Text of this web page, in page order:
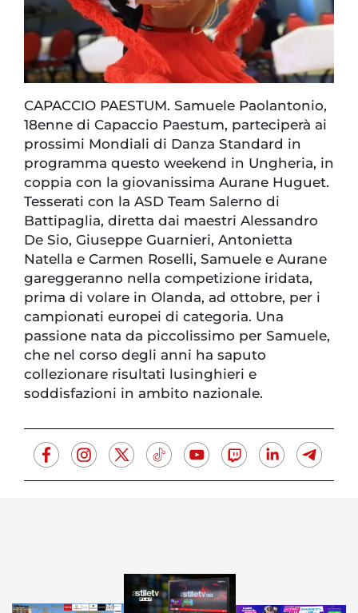
CAPACCIO PAESTUM. Samuele Paolantonio,
18enne di Capaccio Paestum, parteciperà ai
prossimi Mondiali di Danza Standard in
programma questo weekend in Ungheria, in
coppia con la giovanissima Aurane Huguet.
Tesserati con la ASD Team Salerno di
Battipaglia, diretta dai maestri Alessandro
De Sio, Giuseppe Guarnieri, Antonietta
Natella e Carmen Roselli, Samuele e Aurane
gareggeranno nella competizione iridata,
prima di volare in Olanda, ad ottobre, per i
campionati europei di categoria. Una
passione nata da piccolissimo per Samuele,
che nel corso degli anni ha saputo
collezionare risultati lusinghieri e
soddisfazioni in ambito nazionale.